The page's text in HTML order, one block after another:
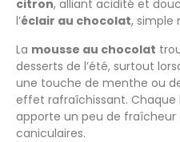
citron, alliant acidité et
l’éclair au chocolat, simple
La mousse au chocolat
desserts de l’été, surtout
une touche de menthe ou
effet rafraîchissant. Chaque
apporte un peu de fraîcheur
caniculaires.